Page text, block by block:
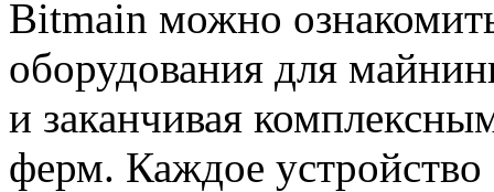
Bitmain можно
оборудования для
и заканчивая
ферм. Каждое